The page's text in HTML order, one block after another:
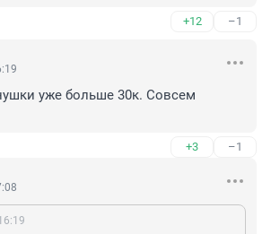
+12 –1
уже больше 30к. Совсем
+3 –1